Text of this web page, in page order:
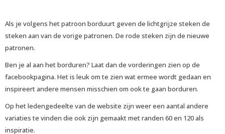
Als je volgens het patroon borduurt geven de lichtgrijze steken de
steken aan van de vorige patronen. De rode steken zijn de nieuwe
patronen.
Ben je al aan het borduren? Laat dan de vorderingen zien op de
facebookpagina. Het is leuk om te zien wat ermee wordt gedaan en
inspireert andere mensen misschien om ook te gaan borduren.
Op het ledengedeelte van de website zijn weer een aantal andere
variaties te vinden die ook zijn gemaakt met randen 60 en 120 als
inspiratie.